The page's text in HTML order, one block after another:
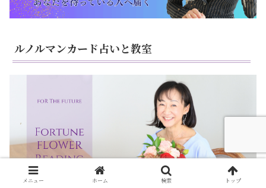
ルノルマンカード占いと教室
メニュー ホーム 検索 トップ